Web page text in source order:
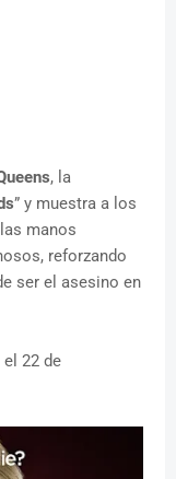
, la
” y muestra a los
manos
reforzando
ser el asesino en
22 de